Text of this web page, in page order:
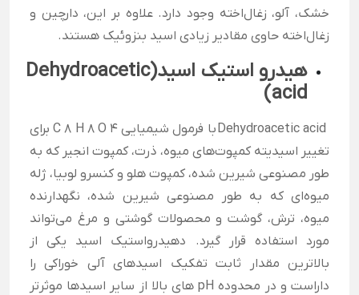
خشک، آلو، زغال‌اخته وجود دارد. علاوه بر این، دارچین و
زغال‌اخته حاوی مقادیر زیادی اسید بنزوئیک هستند.
هیدرو استیک اسید(Dehydroacetic
acid)
Dehydroacetic acid
با فرمول شیمیایی C 8 H 8 O 4 برای
تغییر اسیدیته کمپوت‌های میوه، ذرت، کمپوت انجیر که به
طور مصنوعی شیرین شده، کمپوت هلو و کنسرو لوبیا، ژله
میوه‌ای که به طور مصنوعی شیرین شده، نگهدارنده
میوه، ترش، گوشت و محصولات گوشتی و مرغ می‌تواند
مورد استفاده قرار گیرد. دهیدرواستیک اسید یکی از
بالاترین مقدار ثابت تفکیک اسیدهای آلی خوراکی را
داراست و در محدوده pHهای بالا از سایر اسیدها موثرتر